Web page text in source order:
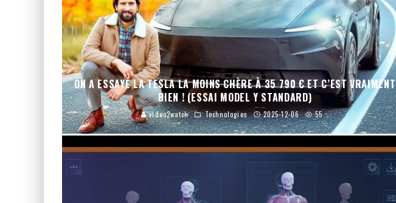
ON A ESSAYÉ LA TESLA LA MOINS CHÈRE À 35 790 € ET C’EST VRAIMENT
BIEN ! (ESSAI MODEL Y STANDARD)
video2watch Technologies 2025-12-06 55